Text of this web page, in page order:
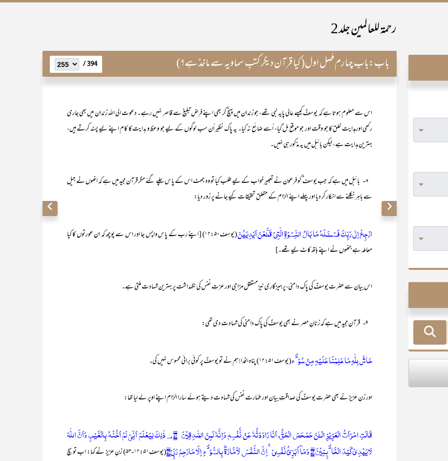
رحمۃ للعالمین جلد 2
باب:باب چہارم فصل اول(کیا قرآن دیگر کتبِ سماویہ سے ماخذ ہے؟) 394 /
اس سے معلوم ہوتا ہے کہ یوسفؑ کیسے عالی پایہ نبی تھے، جو زندان میں پہنچ کر بھی اپنے فرضِ تبلیغ سے قاصر نہیں رہے۔ دعوت الی اللہ زندان میں بھی جاری
رکھی اورہدایت خلق کا جو وقت اور جو موقع مل گیا، اُسے ضائع نہ کیا۔ یہ پاک نظیر اُن سب لوگوں کے لیے جو وعظ و ہدایت کا کام اپنے لیے پسند کرتے ہیں،
بہترین ہدایت ہے، لیکن بائبل میں یہ مذکور ہی نہیں۔
۸- بائبل میں ہے کہ جب یوسف ؑ کو فرعون نے تعبیرِخواب کے لیے طلب کیا تو وہ جھٹ اس کے پاس چلے گئے مگر قرآن مجید میں ہے کہ انھوں نے جیل
سے باہر نکلنے سے انکار کر دیا اور پہلے اپنے الزام کے متعلق تحقیقات کیے جانے پر زور دیا:
ارْجِعْ اِلٰي رَبِّكَ فَسْـــَٔـلْهُ مَا بَالُ النِّسْوَةِ الّٰتِيْ قَطَّعْنَ اَيْدِيَهُنّ
(یوسف۱۲:۵۰) [اپنے رب کے پاس واپس جا اور اس سے پوچھ کہ ان عورتوں کا کیا
معاملہ ہے جنھوں نے اپنے ہاتھ کاٹ لیے تھے۔]
اس بیان سے حضرت یوسفؑ کی پاک دامنی،پرہیزگاری نیزمستقل مزاجی اور عزتِ نفس کی نگہداشت پر بہترین شہادت ملتی ہے۔
حَاشَ لِلّٰهِ مَا عَلِمْنَا عَلَيْهِ مِنْ سُوْۗء(یوسف۱۲:۵۱) پناہ بخدا! ہم نے تو یوسفؑ پر کوئی برائی محسوس نہیں کی۔
اور زنِ عزیز نے بھی حضرت یوسفؑ کی صداقتِ بیان اور طہارت نفس کی شہادت دیتے ہوئے سارا الزام اپنے اوپر لے لیا تھا:
قَالَتِ امْرَاَتُ الْعَزِيْزِ الْــٰٔنَ حَصْحَصَ الْحَقُّ ۡ اَنَا رَاوَدْتُّهٗ عَنْ نَّفْسِهٖ وَاِنَّهٗ لَمِنَ الصّٰدِقِيْنَ ۵۱ ؀ ذٰلِكَ لِيَعْلَمَ اَنِّىْ لَمْ اَخُنْهُ بِالْغَيْبِ وَاَنَّ اللّٰهَ
لَايَهْدِيْ كَيْدَ الْخَاۗىِٕنِيْنَ ۵۲ وَمَآ اُبَرِّئُ نَفْسِيْ ۚ اِنَّ النَّفْسَ لَاَمَّارَةٌۢ بِالسُّوْۗءِ اِلَّا مَارَحِمَ رَبِّيْ۵۳
(یوسف۱۲:۵۱-۵۳) زنِ عزیز نے کہا: اب تو سچ